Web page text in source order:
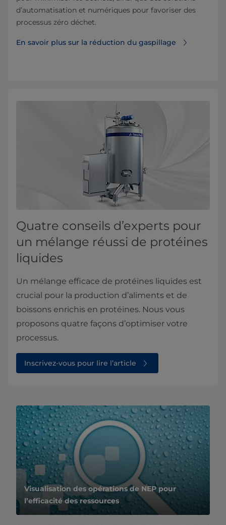
d’automatisation et numériques pour favoriser des
processus zéro déchet.
En savoir plus sur la réduction du gaspillage
Quatre conseils d’experts pour
un mélange réussi de protéines
liquides
Un mélange efficace de protéines liquides est
crucial pour la production d’aliments et de
boissons enrichis en protéines. Nous vous
proposons quatre façons d’optimiser votre
processus.
Inscrivez-vous pour lire l’article
Visualisation des opérations de NEP pour
l’efficacité des ressources